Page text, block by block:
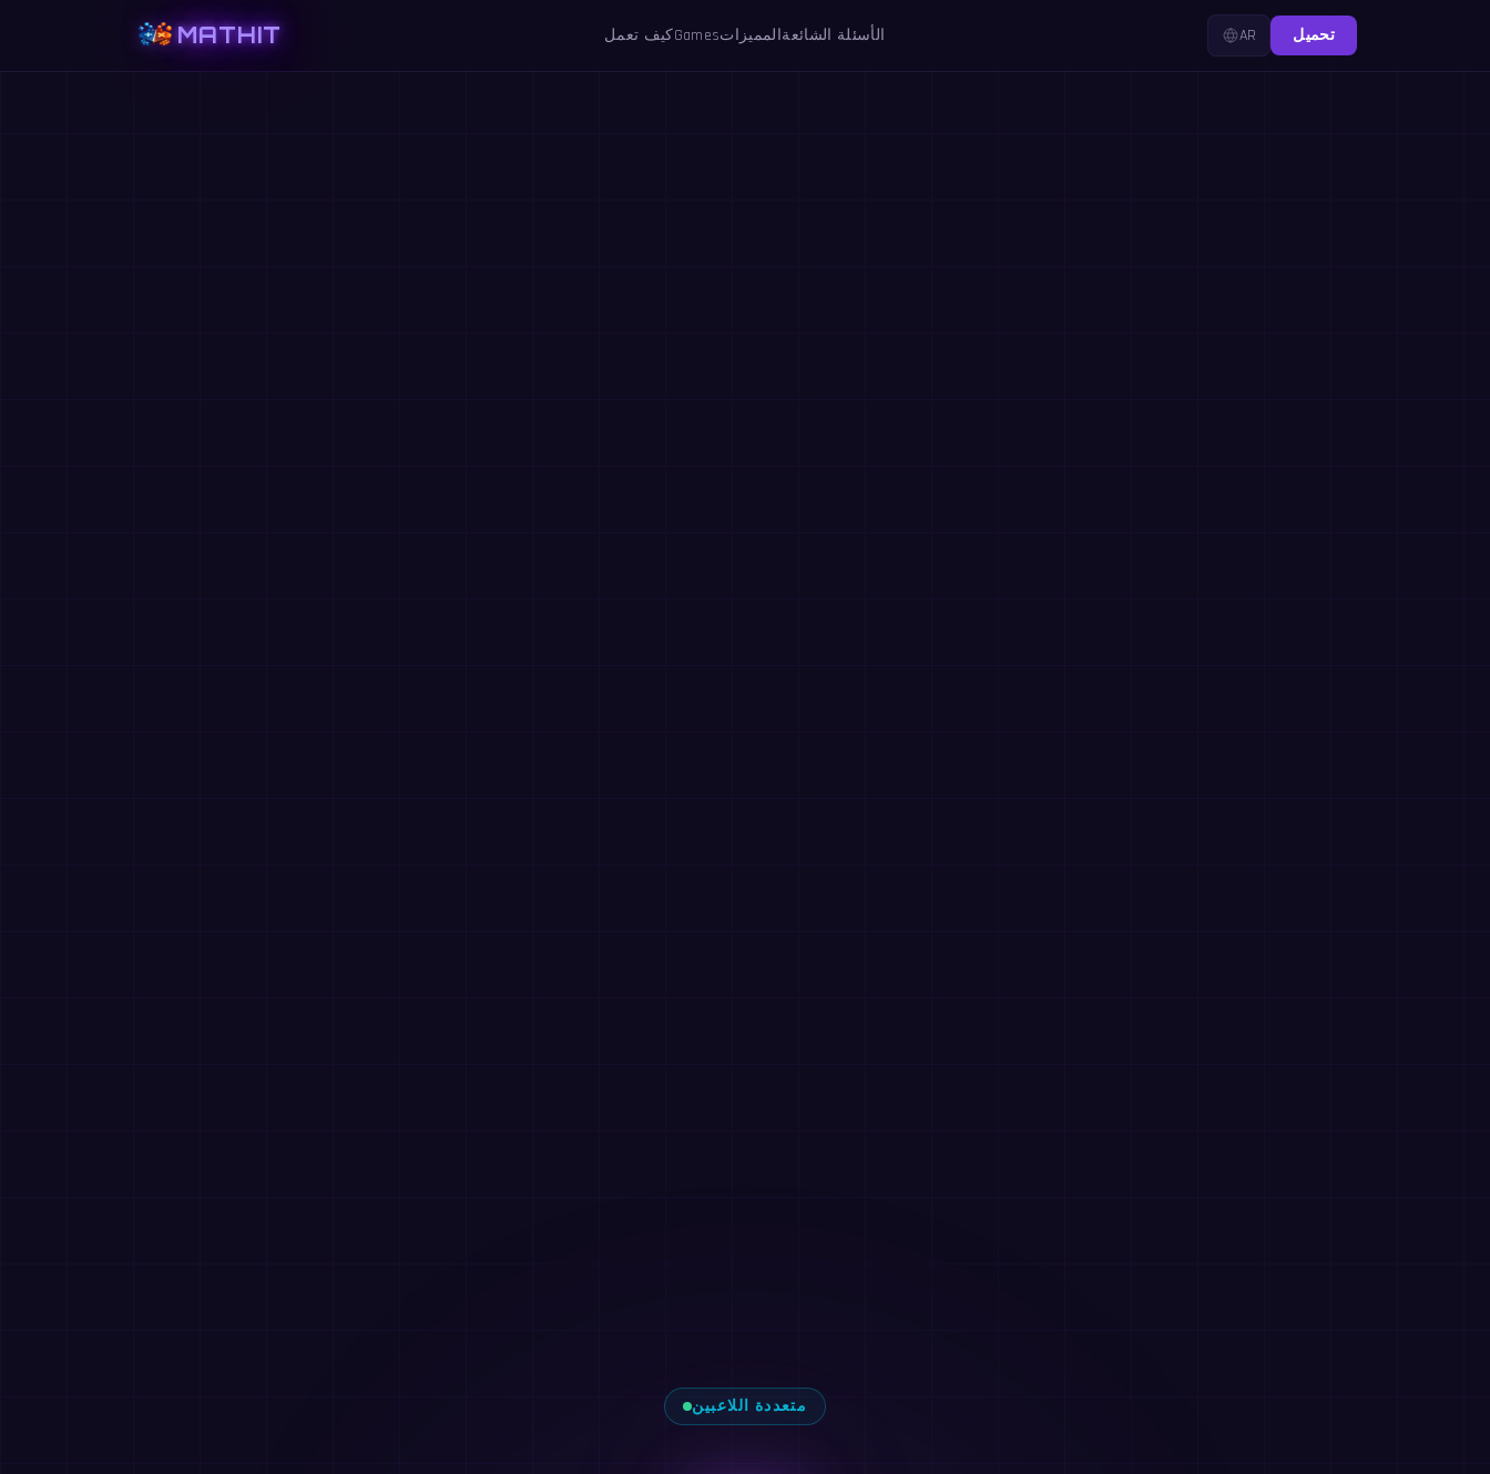
MATHIT كيف تعملGamesالمميزاتالأسئلة الشائعة AR تحميل
متعددة اللاعبين